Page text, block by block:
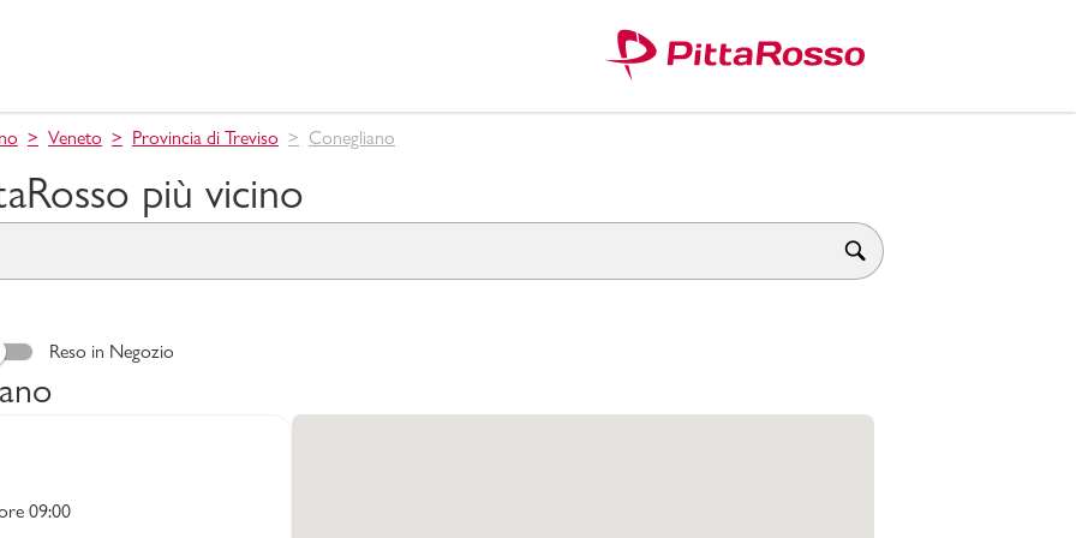
Veneto Provincia di Treviso Conegliano
più vicino
Reso in Negozio
09:00